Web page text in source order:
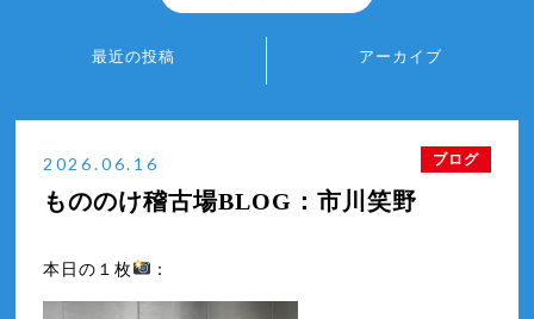
最近の投稿
もののけ楽屋BLOG：中村時蔵
アーカイブ
2026.06.16 ブログ
もののけ稽古場BLOG：市川笑野
本日の１枚 ：